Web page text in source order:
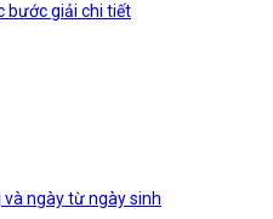
bước giải chi tiết
ngày từ ngày sinh